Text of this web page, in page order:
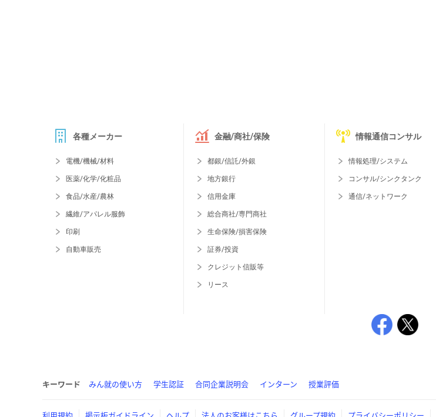
各種メーカー
電機/機械/材料
医薬/化学/化粧品
食品/水産/農林
繊維/アパレル服飾
印刷
自動車販売
金融/商社/保険
都銀/信託/外銀
地方銀行
信用金庫
総合商社/専門商社
生命保険/損害保険
証券/投資
クレジット信販等
リース
情報通信コンサル
情報処理/システム
コンサル/シンクタンク
通信/ネットワーク
キーワード みん就の使い方 学生認証 合同企業説明会 インターン 授業評価